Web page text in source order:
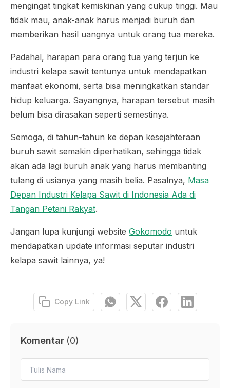
mengingat tingkat kemiskinan yang cukup tinggi. Mau
tidak mau, anak-anak harus menjadi buruh dan
memberikan hasil uangnya untuk orang tua mereka.
Padahal, harapan para orang tua yang terjun ke
industri kelapa sawit tentunya untuk mendapatkan
manfaat ekonomi, serta bisa meningkatkan standar
hidup keluarga. Sayangnya, harapan tersebut masih
belum bisa dirasakan seperti semestinya.
Semoga, di tahun-tahun ke depan kesejahteraan
buruh sawit semakin diperhatikan, sehingga tidak
akan ada lagi buruh anak yang harus membanting
tulang di usianya yang masih belia. Pasalnya, Masa
Depan Industri Kelapa Sawit di Indonesia Ada di
Tangan Petani Rakyat.
Jangan lupa kunjungi website Gokomodo untuk
mendapatkan update informasi seputar industri
kelapa sawit lainnya, ya!
Copy Link
Komentar (0)